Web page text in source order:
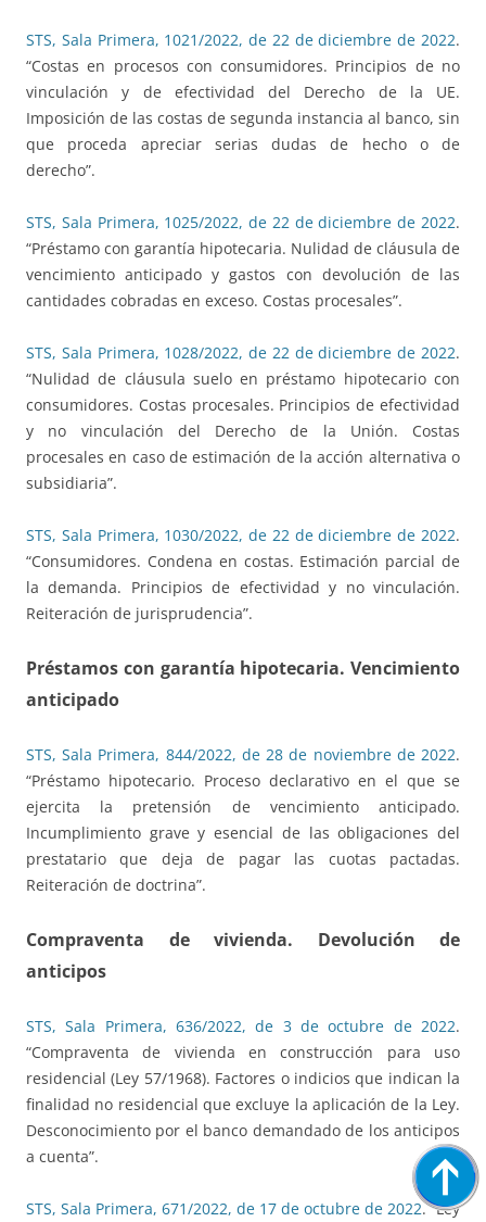
STS, Sala Primera, 1021/2022, de 22 de diciembre de 2022.
“Costas en procesos con consumidores. Principios de no
vinculación y de efectividad del Derecho de la UE.
Imposición de las costas de segunda instancia al banco, sin
que proceda apreciar serias dudas de hecho o de
derecho”.
STS, Sala Primera, 1025/2022, de 22 de diciembre de 2022.
“Préstamo con garantía hipotecaria. Nulidad de cláusula de
vencimiento anticipado y gastos con devolución de las
cantidades cobradas en exceso. Costas procesales”.
STS, Sala Primera, 1028/2022, de 22 de diciembre de 2022.
“Nulidad de cláusula suelo en préstamo hipotecario con
consumidores. Costas procesales. Principios de efectividad
y no vinculación del Derecho de la Unión. Costas
procesales en caso de estimación de la acción alternativa o
subsidiaria”.
STS, Sala Primera, 1030/2022, de 22 de diciembre de 2022.
“Consumidores. Condena en costas. Estimación parcial de
la demanda. Principios de efectividad y no vinculación.
Reiteración de jurisprudencia”.
Préstamos con garantía hipotecaria. Vencimiento
anticipado
STS, Sala Primera, 844/2022, de 28 de noviembre de 2022.
“Préstamo hipotecario. Proceso declarativo en el que se
ejercita la pretensión de vencimiento anticipado.
Incumplimiento grave y esencial de las obligaciones del
prestatario que deja de pagar las cuotas pactadas.
Reiteración de doctrina”.
Compraventa de vivienda. Devolución de
anticipos
STS, Sala Primera, 636/2022, de 3 de octubre de 2022.
“Compraventa de vivienda en construcción para uso
residencial (Ley 57/1968). Factores o indicios que indican la
finalidad no residencial que excluye la aplicación de la Ley.
Desconocimiento por el banco demandado de los anticipos
a cuenta”.
STS, Sala Primera, 671/2022, de 17 de octubre de 2022. “Ley